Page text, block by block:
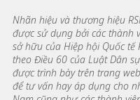
Nhãn hiệu và thương hiệu
được sử dụng bởi các thành
sở hữu của Hiệp hội Quốc
theo Điều 60 của Luật Dân
được trình bày trên trang
để tư vấn hay áp dụng cho